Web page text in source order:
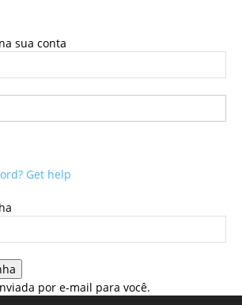
sua conta
Get help
por e-mail para você.